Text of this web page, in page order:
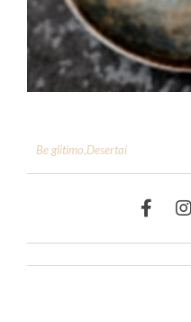
Be glitimo,Desertai